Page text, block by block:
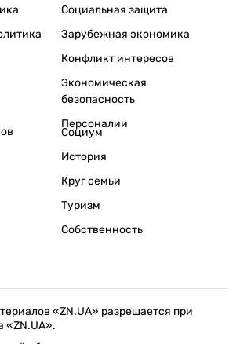
Социальная защита
Зарубежная экономика
Конфликт интересов
Экономическая
безопасность
Персоналии
Социум
История
Круг семьи
Туризм
Собственность
«ZN.UA» разрешается при
«ZN.UA».